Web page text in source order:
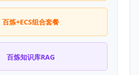
百炼+ECS组合套餐
百炼知识库RAG